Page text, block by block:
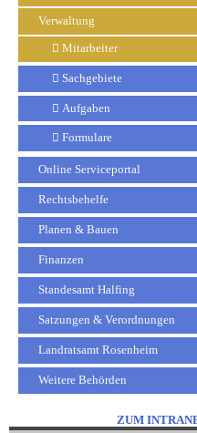
Verwaltung
Mitarbeiter
Sachgebiete
Aufgaben
Formulare
Online Serviceportal
Rechtsbehelfe
Planen & Bauen
Finanzen
Standesamt Halfing
Satzungen & Verordnungen
Landratsamt Rosenheim
Weitere Behörden
ZUM